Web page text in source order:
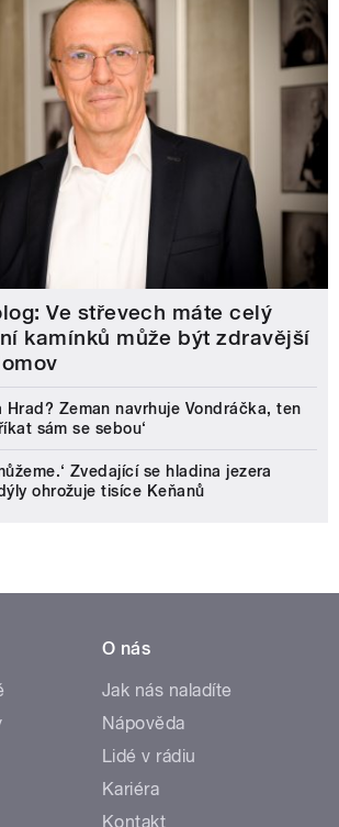
Ve střevech máte celý
kamínků může být zdravější
Hrad? Zeman navrhuje Vondráčka, ten
sám se sebou‘
Zvedající se hladina jezera
ohrožuje tisíce Keňanů
O nás
Jak nás naladíte
Nápověda
Lidé v rádiu
Kariéra
Kontakt